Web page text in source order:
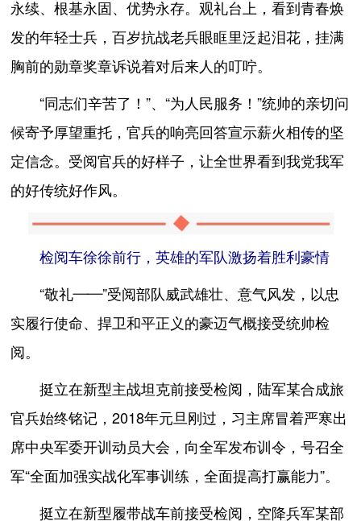
永续、根基永固、优势永存。观礼台上，看到青春焕
发的年轻士兵，百岁抗战老兵眼眶里泛起泪花，挂满
胸前的勋章奖章诉说着对后来人的叮咛。
“同志们辛苦了！”、“为人民服务！”统帅的亲切问
候寄予厚望重托，官兵的响亮回答宣示薪火相传的坚
定信念。受阅官兵的好样子，让全世界看到我党我军
的好传统好作风。
检阅车徐徐前行，英雄的军队激扬着胜利豪情
“敬礼——”受阅部队威武雄壮、意气风发，以忠
实履行使命、捍卫和平正义的豪迈气概接受统帅检
阅。
挺立在新型主战坦克前接受检阅，陆军某合成旅
官兵始终铭记，2018年元旦刚过，习主席冒着严寒出
席中央军委开训动员大会，向全军发布训令，号召全
军“全面加强实战化军事训练，全面提高打赢能力”。
挺立在新型履带战车前接受检阅，空降兵军某部